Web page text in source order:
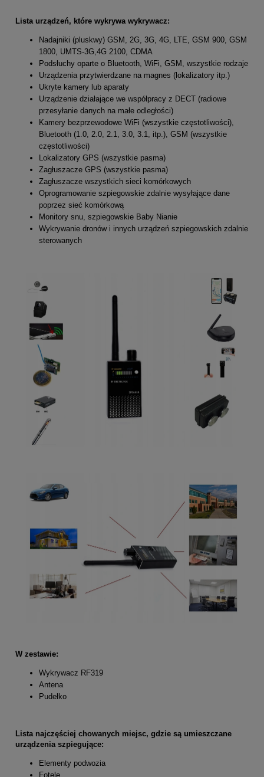
Lista urządzeń, które wykrywa wykrywacz:
Nadajniki (pluskwy) GSM, 2G, 3G, 4G, LTE, GSM 900, GSM
1800, UMTS-3G,4G 2100, CDMA
Podsłuchy oparte o Bluetooth, WiFi, GSM, wszystkie rodzaje
Urządzenia przytwierdzane na magnes (lokalizatory itp.)
Ukryte kamery lub aparaty
Urządzenie działające we współpracy z DECT (radiowe
przesyłanie danych na małe odległości)
Kamery bezprzewodowe WiFi (wszystkie częstotliwości),
Bluetooth (1.0, 2.0, 2.1, 3.0, 3.1, itp.), GSM (wszystkie
częstotliwości)
Lokalizatory GPS (wszystkie pasma)
Zagłuszacze GPS (wszystkie pasma)
Zagłuszacze wszystkich sieci komórkowych
Oprogramowanie szpiegowskie zdalnie wysyłające dane
poprzez sieć komórkową
Monitory snu, szpiegowskie Baby Nianie
Wykrywanie dronów i innych urządzeń szpiegowskich zdalnie
sterowanych
W zestawie:
Wykrywacz RF319
Antena
Pudełko
Lista najczęściej chowanych miejsc, gdzie są umieszczane
urządzenia szpiegujące:
Elementy podwozia
Fotele